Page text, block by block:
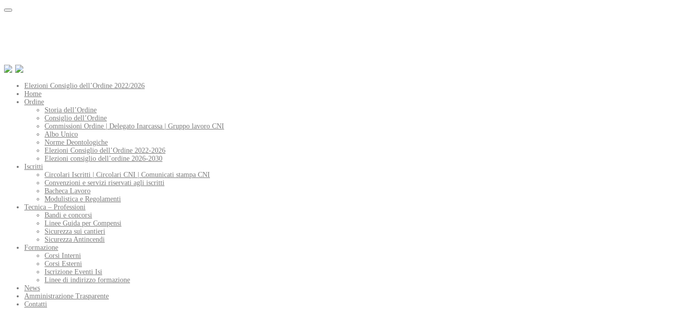
Elezioni Consiglio dell’Ordine 2022/2026
Home
Ordine
Storia dell’Ordine
Consiglio dell’Ordine
Commissioni Ordine | Delegato Inarcassa | Gruppo lavoro CNI
Albo Unico
Norme Deontologiche
Elezioni Consiglio dell’Ordine 2022-2026
Elezioni consiglio dell’ordine 2026-2030
Iscritti
Circolari Iscritti | Circolari CNI | Comunicati stampa CNI
Convenzioni e servizi riservati agli iscritti
Bacheca Lavoro
Modulistica e Regolamenti
Tecnica – Professioni
Bandi e concorsi
Linee Guida per Compensi
Sicurezza sui cantieri
Sicurezza Antincendi
Formazione
Corsi Interni
Corsi Esterni
Iscrizione Eventi Isi
Linee di indirizzo formazione
News
Amministrazione Trasparente
Contatti